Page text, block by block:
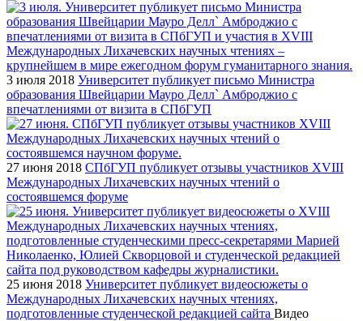
3 июля 2018 Университет публикует письмо Министра
образования Швейцарии Мауро Делл` Амброджио с
впечатлениями от визита в СПбГУП
27 июня 2018 СПбГУП публикует отзывы участников XVIII
Международных Лихачевских научных чтений о
состоявшемся форуме
25 июня 2018 Университет публикует видеосюжеты о
Международных Лихачевских научных чтениях,
подготовленные студенческой редакцией сайта Видео